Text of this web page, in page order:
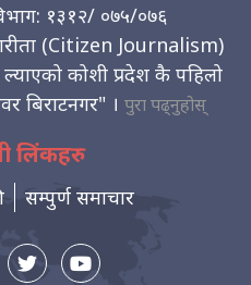
१३१२/ ०७५/०७६
(Citizen Journalism)
कोशी प्रदेश कै पहिलो
बिराटनगर" । पुरा पढ्नुहोस्
लिंकहरु
सम्पुर्ण समाचार